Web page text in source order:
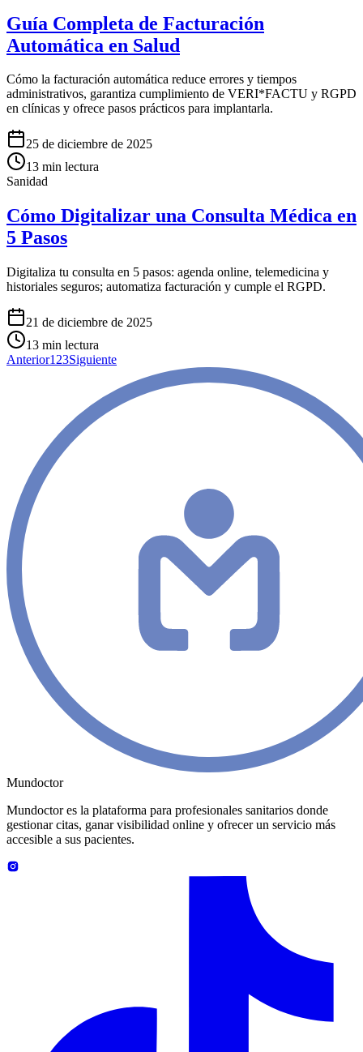
Guía Completa de Facturación
Automática en Salud
Cómo la facturación automática reduce errores y tiempos
administrativos, garantiza cumplimiento de VERI*FACTU y RGPD
en clínicas y ofrece pasos prácticos para implantarla.
25 de diciembre de 2025
13 min lectura
Sanidad
Cómo Digitalizar una Consulta Médica en
5 Pasos
Digitaliza tu consulta en 5 pasos: agenda online, telemedicina y
historiales seguros; automatiza facturación y cumple el RGPD.
21 de diciembre de 2025
13 min lectura
Anterior1 23Siguiente
Mundoctor
Mundoctor es la plataforma para profesionales sanitarios donde
gestionar citas, ganar visibilidad online y ofrecer un servicio más
accesible a sus pacientes.